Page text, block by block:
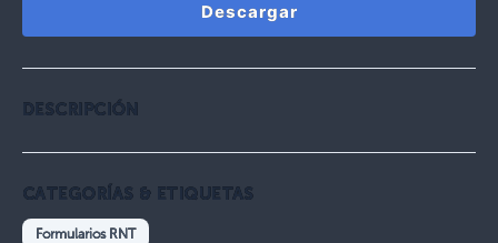
Descargar
DESCRIPCIÓN
CATEGORÍAS & ETIQUETAS
Formularios RNT